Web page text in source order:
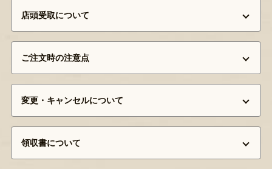
店頭受取について
ご注文時の注意点
変更・キャンセルについて
領収書について